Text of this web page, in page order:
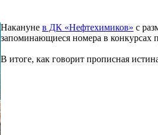
Накануне в ДК «Нефтехимиков» с
запоминающиеся номера в конкурсах
В итоге, как говорит прописная